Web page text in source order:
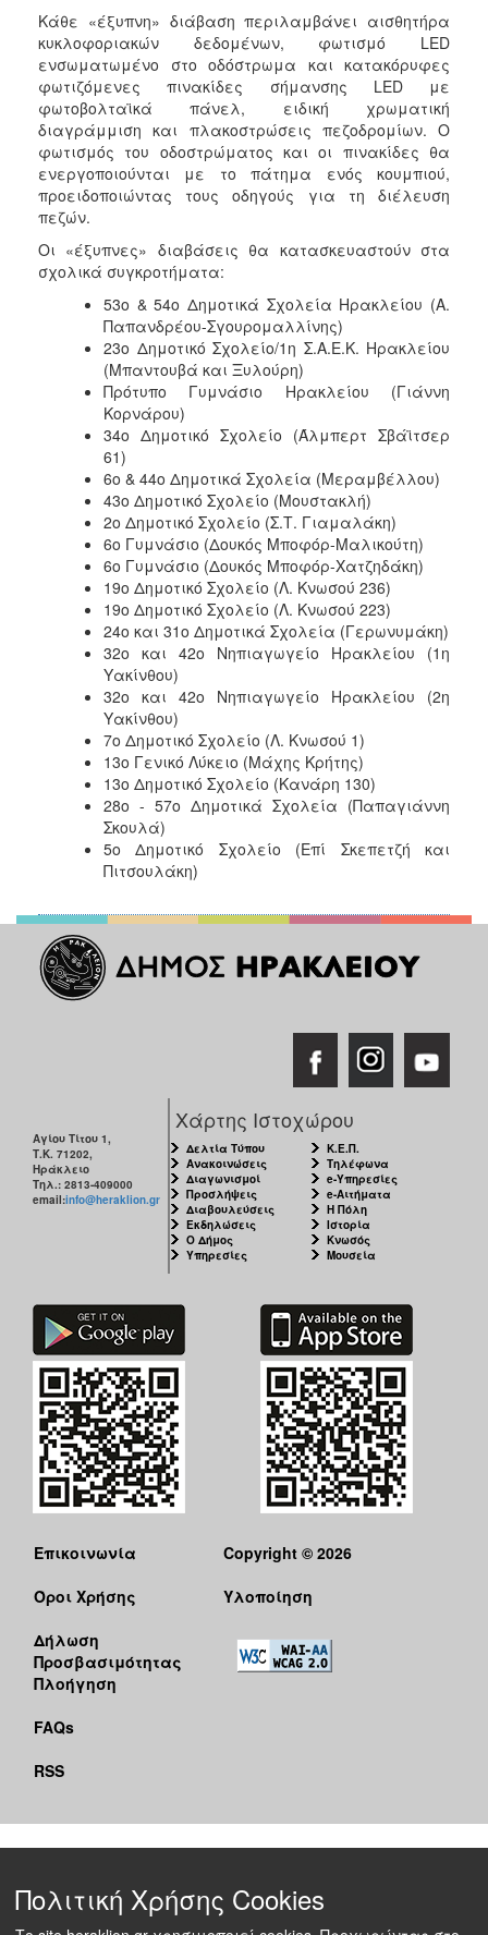
Κάθε «έξυπνη» διάβαση περιλαμβάνει αισθητήρα
κυκλοφοριακών δεδομένων, φωτισμό LED
ενσωματωμένο στο οδόστρωμα και κατακόρυφες
φωτιζόμενες πινακίδες σήμανσης LED με
φωτοβολταϊκά πάνελ, ειδική χρωματική
διαγράμμιση και πλακοστρώσεις πεζοδρομίων. Ο
φωτισμός του οδοστρώματος και οι πινακίδες θα
ενεργοποιούνται με το πάτημα ενός κουμπιού,
προειδοποιώντας τους οδηγούς για τη διέλευση
πεζών.
Οι «έξυπνες» διαβάσεις θα κατασκευαστούν στα
σχολικά συγκροτήματα:
53ο & 54ο Δημοτικά Σχολεία Ηρακλείου (Α.
Παπανδρέου-Σγουρομαλλίνης)
23ο Δημοτικό Σχολείο/1η Σ.Α.Ε.Κ. Ηρακλείου
(Μπαντουβά και Ξυλούρη)
Πρότυπο Γυμνάσιο Ηρακλείου (Γιάννη
Κορνάρου)
34ο Δημοτικό Σχολείο (Άλμπερτ Σβάϊτσερ
61)
6ο & 44ο Δημοτικά Σχολεία (Μεραμβέλλου)
43ο Δημοτικό Σχολείο (Μουστακλή)
2ο Δημοτικό Σχολείο (Σ.Τ. Γιαμαλάκη)
6ο Γυμνάσιο (Δουκός Μποφόρ-Μαλικούτη)
6ο Γυμνάσιο (Δουκός Μποφόρ-Χατζηδάκη)
19ο Δημοτικό Σχολείο (Λ. Κνωσού 236)
19ο Δημοτικό Σχολείο (Λ. Κνωσού 223)
24ο και 31ο Δημοτικά Σχολεία (Γερωνυμάκη)
32ο και 42ο Νηπιαγωγείο Ηρακλείου (1η
Υακίνθου)
32ο και 42ο Νηπιαγωγείο Ηρακλείου (2η
Υακίνθου)
7ο Δημοτικό Σχολείο (Λ. Κνωσού 1)
13ο Γενικό Λύκειο (Μάχης Κρήτης)
13ο Δημοτικό Σχολείο (Κανάρη 130)
28ο - 57ο Δημοτικά Σχολεία (Παπαγιάννη
Σκουλά)
5ο Δημοτικό Σχολείο (Επί Σκεπετζή και
Πιτσουλάκη)
Αγίου Τίτου 1,
Τ.Κ. 71202,
Ηράκλειο
Τηλ.: 2813-409000
email:info@heraklion.gr
Χάρτης Ιστοχώρου
Δελτία Τύπου
Ανακοινώσεις
Διαγωνισμοί
Προσλήψεις
Διαβουλεύσεις
Εκδηλώσεις
Ο Δήμος
Υπηρεσίες
Κ.Ε.Π.
Τηλέφωνα
e-Υπηρεσίες
e-Αιτήματα
Η Πόλη
Ιστορία
Κνωσός
Μουσεία
Επικοινωνία
Όροι Χρήσης
Δήλωση
Προσβασιμότητας
Πλοήγηση
FAQs
RSS
Copyright © 2026
Υλοποίηση
Πολιτική Χρήσης Cookies